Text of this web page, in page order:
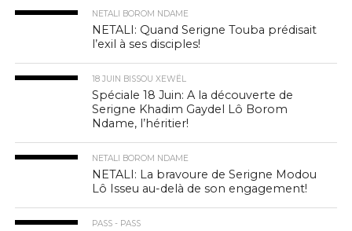
NETALI BOROM NDAME
NETALI: Quand Serigne Touba prédisait
l’exil à ses disciples!
18 JUIN BISSOU XEWËL
Spéciale 18 Juin: A la découverte de
Serigne Khadim Gaydel Lô Borom
Ndame, l’héritier!
NETALI BOROM NDAME
NETALI: La bravoure de Serigne Modou
Lô Isseu au-delà de son engagement!
PASS - PASS